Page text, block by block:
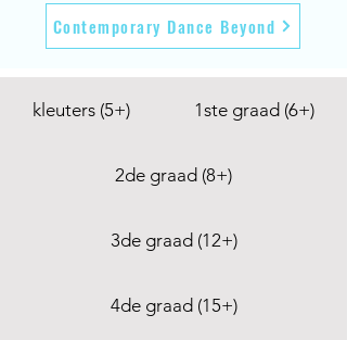
Contemporary Dance Beyond
kleuters (5+) 1ste graad (6+)
2de graad (8+)
3de graad (12+)
4de graad (15+)